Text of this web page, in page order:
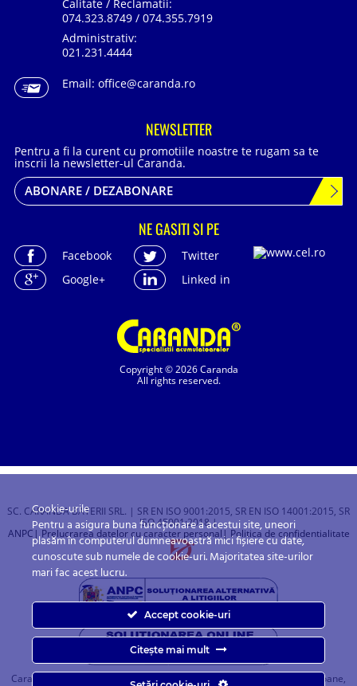
Copyright © 2026 Caranda
All rights reserved.
Calitate / Reclamatii:
074.323.8749 / 074.355.7919
Administrativ:
021.231.4444
Email: office@caranda.ro
NEWSLETTER
Pentru a fi la curent cu promotiile noastre te rugam sa te
inscrii la newsletter-ul Caranda.
ABONARE / DEZABONARE
NE GASITI SI PE
Facebook
Twitter
Google+
Linked in
SC. CARANDA BATERII SRL. | SR EN ISO 9001:2015, SR EN ISO 14001:2015, SR
ISO 45001:2018 |
ANPC | Prelucrarea datelor cu caracter personal| Politica de confidentialitate
Caranda.ro este un magazin online cu baterii pentru automobile, camioane,
Cookie-urile
Pentru a asigura buna funcționare a acestui site, uneori
plasăm în computerul dumneavoastră mici fișiere cu date,
cunoscute sub numele de cookie-uri. Majoritatea site-urilor
mari fac acest lucru.
Accept cookie-uri
Citește mai mult